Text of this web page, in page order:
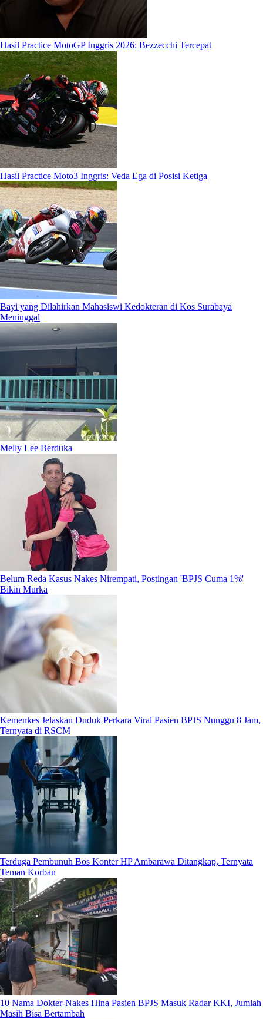
Hasil Practice MotoGP Inggris 2026: Bezzecchi Tercepat
Hasil Practice Moto3 Inggris: Veda Ega di Posisi Ketiga
Bayi yang Dilahirkan Mahasiswi Kedokteran di Kos Surabaya
Meninggal
Melly Lee Berduka
Belum Reda Kasus Nakes Nirempati, Postingan 'BPJS Cuma 1%'
Bikin Murka
Kemenkes Jelaskan Duduk Perkara Viral Pasien BPJS Nunggu 8 Jam,
Ternyata di RSCM
Terduga Pembunuh Bos Konter HP Ambarawa Ditangkap, Ternyata
Teman Korban
10 Nama Dokter-Nakes Hina Pasien BPJS Masuk Radar KKI, Jumlah
Masih Bisa Bertambah